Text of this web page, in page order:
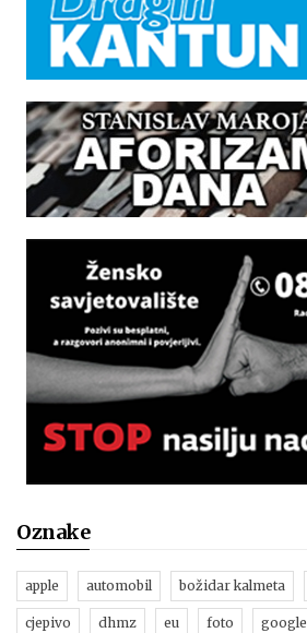
Oznake
apple automobil božidar kalmeta
cjepivo dhmz eu foto google